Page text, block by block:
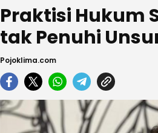
Praktisi Hukum
tak Penuhi
Pojoklima.com